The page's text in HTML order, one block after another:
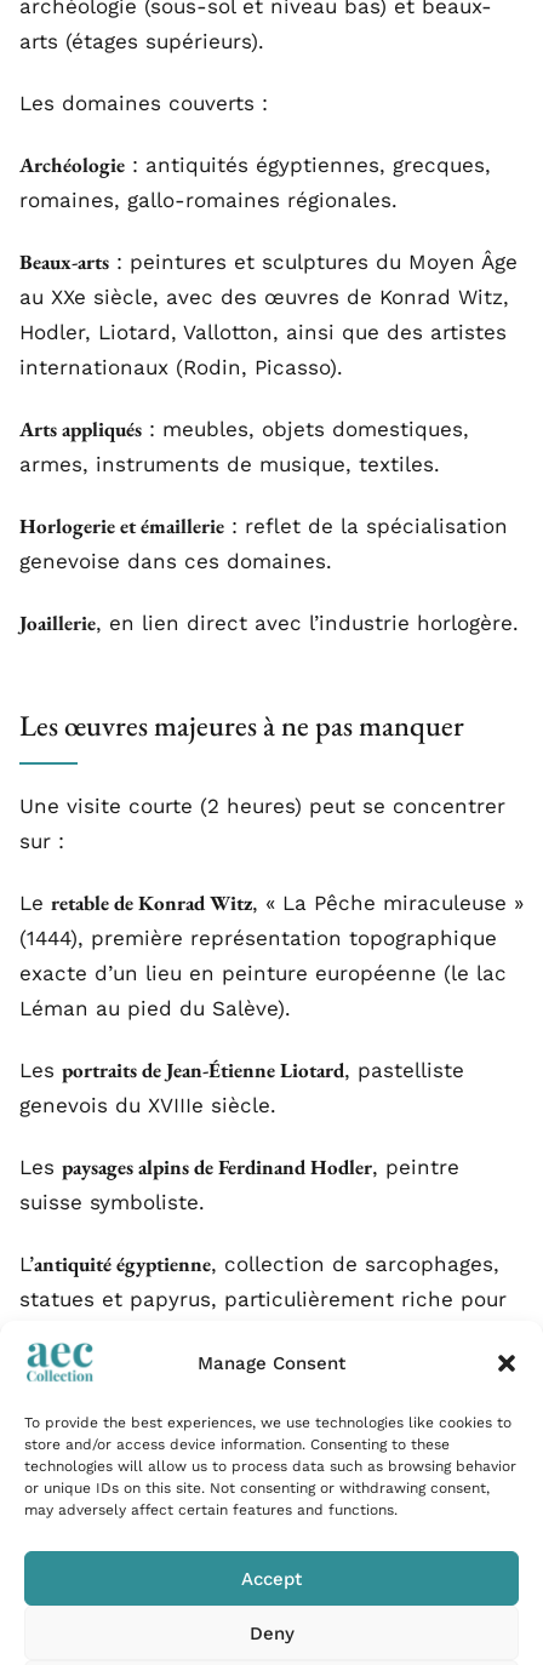
Manage Consent
To provide the best experiences, we use technologies like cookies to
store and/or access device information. Consenting to these
technologies will allow us to process data such as browsing behavior
or unique IDs on this site. Not consenting or withdrawing consent,
may adversely affect certain features and functions.
Accept
Deny
archéologie (sous-sol et niveau bas) et beaux-
arts (étages supérieurs).
Les domaines couverts :
Archéologie : antiquités égyptiennes, grecques,
romaines, gallo-romaines régionales.
Beaux-arts : peintures et sculptures du Moyen Âge
au XXe siècle, avec des œuvres de Konrad Witz,
Hodler, Liotard, Vallotton, ainsi que des artistes
internationaux (Rodin, Picasso).
Arts appliqués : meubles, objets domestiques,
armes, instruments de musique, textiles.
Horlogerie et émaillerie : reflet de la spécialisation
genevoise dans ces domaines.
Joaillerie, en lien direct avec l’industrie horlogère.
Les œuvres majeures à ne pas manquer
Une visite courte (2 heures) peut se concentrer
sur :
Le retable de Konrad Witz, « La Pêche miraculeuse »
(1444), première représentation topographique
exacte d’un lieu en peinture européenne (le lac
Léman au pied du Salève).
Les portraits de Jean-Étienne Liotard, pastelliste
genevois du XVIIIe siècle.
Les paysages alpins de Ferdinand Hodler, peintre
suisse symboliste.
L’antiquité égyptienne, collection de sarcophages,
statues et papyrus, particulièrement riche pour
de Suisse.
fermé le lundi
dimanche, généralement de